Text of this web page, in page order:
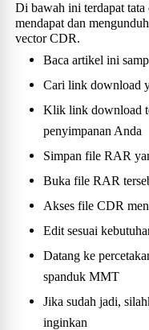
Di bawah ini terdapat
mendapat dan
vector CDR.
Baca artikel ini
Cari link download
Klik link download
penyimpanan Anda
Simpan file RAR
Buka file RAR
Akses file CDR
Edit sesuai
Datang ke
spanduk MMT
Jika sudah jadi,
inginkan